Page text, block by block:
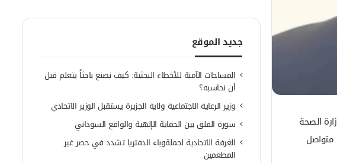
الصحة
متواصل
جديد الموقع
المساحات الآمنة للأخطاء البحثية: كيف نصنع باحثاً يتعلم قبل
أن نحاسبه؟
وزير الرعاية الاجتماعية ولاية الجزيرة يستقبل الوزير الاتحادي
سورة الفلق بين الحماية الإلهية والواقع السوداني
الغرفة الاتحادية لحملةوباء الدفتريا تشدد في حصر غير
المطعمين